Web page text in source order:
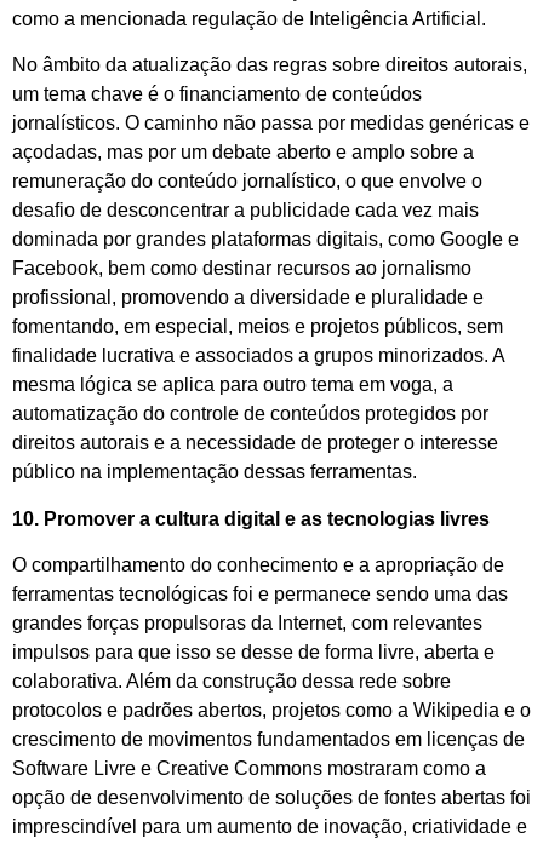
como a mencionada regulação de Inteligência Artificial.
No âmbito da atualização das regras sobre direitos autorais,
um tema chave é o financiamento de conteúdos
jornalísticos. O caminho não passa por medidas genéricas e
açodadas, mas por um debate aberto e amplo sobre a
remuneração do conteúdo jornalístico, o que envolve o
desafio de desconcentrar a publicidade cada vez mais
dominada por grandes plataformas digitais, como Google e
Facebook, bem como destinar recursos ao jornalismo
profissional, promovendo a diversidade e pluralidade e
fomentando, em especial, meios e projetos públicos, sem
finalidade lucrativa e associados a grupos minorizados. A
mesma lógica se aplica para outro tema em voga, a
automatização do controle de conteúdos protegidos por
direitos autorais e a necessidade de proteger o interesse
público na implementação dessas ferramentas.
10. Promover a cultura digital e as tecnologias livres
O compartilhamento do conhecimento e a apropriação de
ferramentas tecnológicas foi e permanece sendo uma das
grandes forças propulsoras da Internet, com relevantes
impulsos para que isso se desse de forma livre, aberta e
colaborativa. Além da construção dessa rede sobre
protocolos e padrões abertos, projetos como a Wikipedia e o
crescimento de movimentos fundamentados em licenças de
Software Livre e Creative Commons mostraram como a
opção de desenvolvimento de soluções de fontes abertas foi
imprescindível para um aumento de inovação, criatividade e